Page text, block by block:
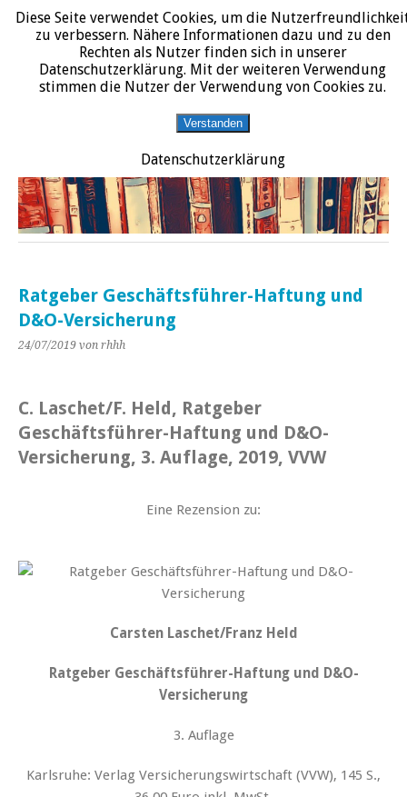
START DATENSCHUTZERKLÄRUNG IMPRESSUM ÜBER JURALIT
JURALIT
Rezensionen juristischer Literatur
Ratgeber Geschäftsführer-Haftung und
D&O-Versicherung
24/07/2019 von rhhh
C. Laschet/F. Held, Ratgeber
Geschäftsführer-Haftung und D&O-
Versicherung, 3. Auflage, 2019, VVW
Eine Rezension zu:
Carsten Laschet/Franz Held
Ratgeber Geschäftsführer-Haftung und D&O-
Versicherung
3. Auflage
Karlsruhe: Verlag Versicherungswirtschaft (VVW), 145 S.,
Diese Seite verwendet Cookies, um die
zu verbessern. Nähere Informationen dazu und zu den
Rechten als Nutzer finden sich in unserer
Datenschutzerklärung. Mit der weiteren Verwendung
stimmen die Nutzer der Verwendung von Cookies zu.
Verstanden
Datenschutzerklärung